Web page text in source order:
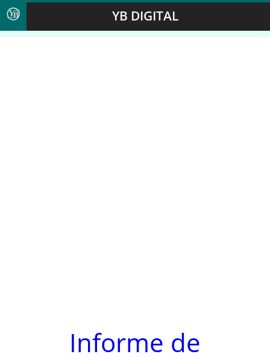
YB DIGITAL
Informe de